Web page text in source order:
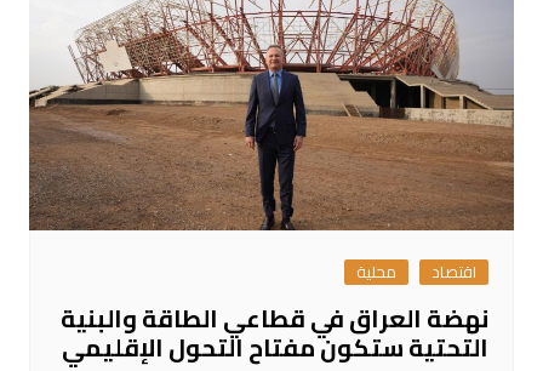
اقتصاد محلية
نهضة العراق في قطاعي الطاقة والبنية
التحتية ستكون مفتاح التحول الإقليمي